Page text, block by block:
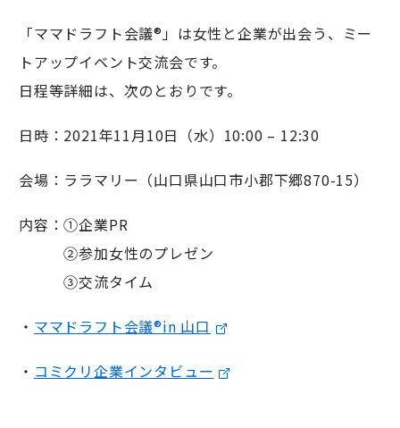
「ママドラフト会議®」は女性と企業が出会う、ミー
トアップイベント交流会です。
日程等詳細は、次のとおりです。
日時：2021年11月10日（水）10:00 – 12:30
会場：ララマリー（山口県山口市小郡下郷870-15）
内容：①企業PR
②参加女性のプレゼン
③交流タイム
・ ママドラフト会議®in 山口
・ コミクリ企業インタビュー